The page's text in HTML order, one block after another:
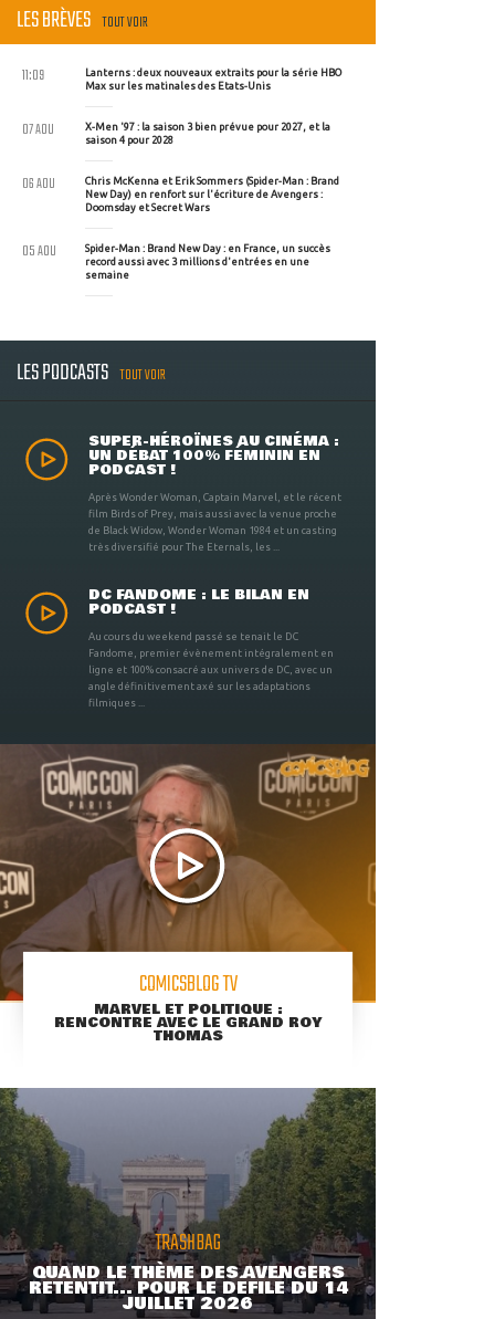
LES BRÈVES TOUT VOIR
Lanterns : deux nouveaux extraits pour la série HBO
Max sur les matinales des Etats-Unis
11:09
X-Men '97 : la saison 3 bien prévue pour 2027, et la
saison 4 pour 2028
07 AOU
Chris McKenna et Erik Sommers (Spider-Man : Brand
New Day) en renfort sur l'écriture de Avengers :
Doomsday et Secret Wars
06 AOU
Spider-Man : Brand New Day : en France, un succès
record aussi avec 3 millions d'entrées en une
semaine
05 AOU
LES PODCASTS TOUT VOIR
SUPER-HÉROÏNES AU CINÉMA :
UN DÉBAT 100% FÉMININ EN
PODCAST !
Après Wonder Woman, Captain Marvel, et le récent
film Birds of Prey, mais aussi avec la venue proche
de Black Widow, Wonder Woman 1984 et un casting
très diversifié pour The Eternals, les ...
DC FANDOME : LE BILAN EN
PODCAST !
Au cours du weekend passé se tenait le DC
Fandome, premier évènement intégralement en
ligne et 100% consacré aux univers de DC, avec un
angle définitivement axé sur les adaptations
filmiques ...
COMICSBLOG TV
MARVEL ET POLITIQUE :
RENCONTRE AVEC LE GRAND ROY
THOMAS
TRASHBAG
QUAND LE THÈME DES AVENGERS
RETENTIT... POUR LE DÉFILÉ DU 14
JUILLET 2026